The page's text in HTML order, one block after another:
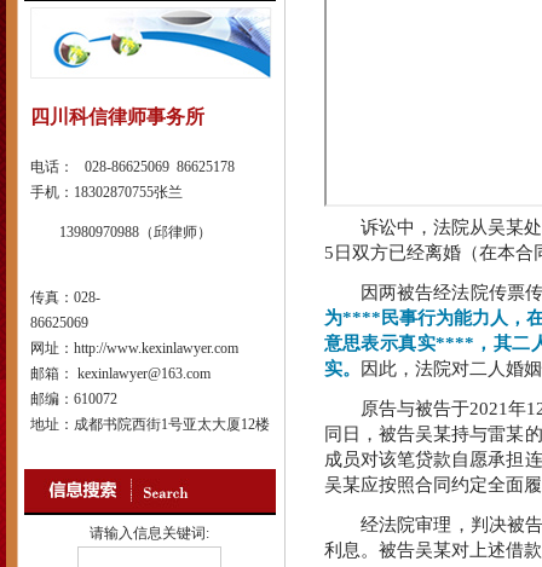
四川科信律师事务所
电话： 028-86625069 86625178
手机：18302870755张兰
13980970988（邱律师）
传真：028-
86625069
网址：http://www.kexinlawyer.com
邮箱： kexinlawyer@163.com
邮编：610072
地址：成都书院西街1号亚太大厦12楼
请输入信息关键词:
诉讼中，法院从吴某处
5日双方已经离婚（在本合
因两被告经法院传票传
为**** 民事行为能力 人，
意思表示真实****，其二
实。
因此，法院对二人婚
原告与被告于2021年12
同日，被告吴某持与雷某
成员对该笔贷款自愿承担
吴某应按照合同约定全面
经法院审理，判决被告
利息。被告吴某对上述借